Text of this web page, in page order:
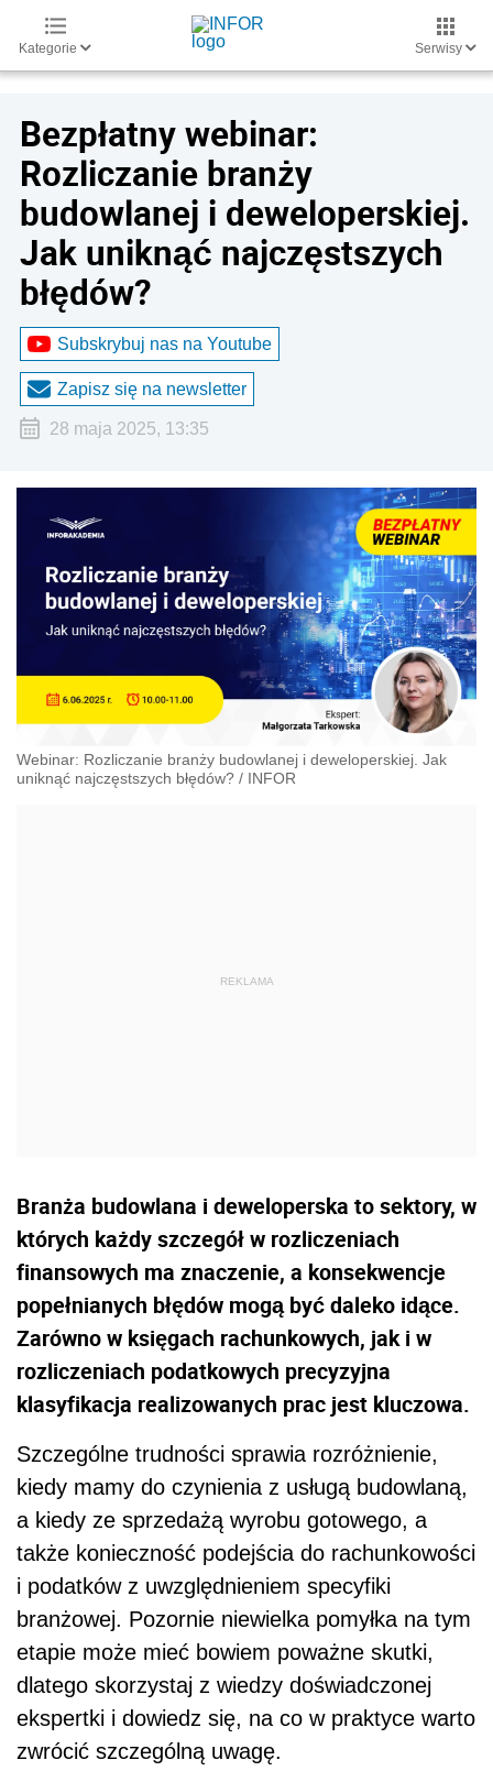
Kategorie Serwisy
Bezpłatny webinar:
Rozliczanie branży
budowlanej i deweloperskiej.
Jak uniknąć najczęstszych
błędów?
Subskrybuj nas na Youtube
Zapisz się na newsletter
28 maja 2025, 13:35
Webinar: Rozliczanie branży budowlanej i deweloperskiej. Jak
uniknąć najczęstszych błędów? / INFOR
Branża budowlana i deweloperska to sektory, w
których każdy szczegół w rozliczeniach
finansowych ma znaczenie, a konsekwencje
popełnianych błędów mogą być daleko idące.
Zarówno w księgach rachunkowych, jak i w
rozliczeniach podatkowych precyzyjna
klasyfikacja realizowanych prac jest kluczowa.
Szczególne trudności sprawia rozróżnienie,
kiedy mamy do czynienia z usługą budowlaną,
a kiedy ze sprzedażą wyrobu gotowego, a
także konieczność podejścia do rachunkowości
i podatków z uwzględnieniem specyfiki
branżowej. Pozornie niewielka pomyłka na tym
etapie może mieć bowiem poważne skutki,
dlatego skorzystaj z wiedzy doświadczonej
ekspertki i dowiedz się, na co w praktyce warto
zwrócić szczególną uwagę.